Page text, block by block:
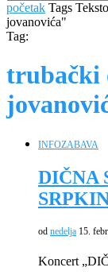
početak Tags
jovanovića"
Tag:
trubački
INFOZABAVA
DIČNA
od nedelja 15.
Koncert